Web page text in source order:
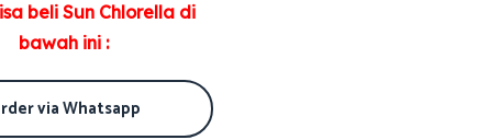
beli Sun Chlorella di
bawah ini :
via Whatsapp